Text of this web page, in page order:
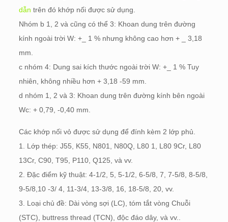
dẫn trên đó khớp nối được sử dụng.
Nhóm b 1, 2 và cũng có thể 3: Khoan dung trên đường
kính ngoài trời W: +_ 1 % nhưng không cao hơn + _ 3,18
mm.
c nhóm 4: Dung sai kích thước ngoài trời W: +_ 1 % Tuy
nhiên, không nhiều hơn + 3,18 -59 mm.
d nhóm 1, 2 và 3: Khoan dung trên đường kính bên ngoài
Wc: + 0,79, -0,40 mm.
Các khớp nối vỏ được sử dụng để đính kèm 2 lớp phủ.
1. Lớp thép: J55, K55, N801, N80Q, L80 1, L80 9Cr, L80
13Cr, C90, T95, P110, Q125, và vv.
2. Đặc điểm kỹ thuật: 4-1/2, 5, 5-1/2, 6-5/8, 7, 7-5/8, 8-5/8,
9-5/8,10 -3/ 4, 11-3/4, 13-3/8, 16, 18-5/8, 20, vv.
3. Loại chủ đề: Dài vòng sợi (LC), tóm tắt vòng Chuỗi
(STC), buttress thread (TCN), độc đáo dây, và vv..